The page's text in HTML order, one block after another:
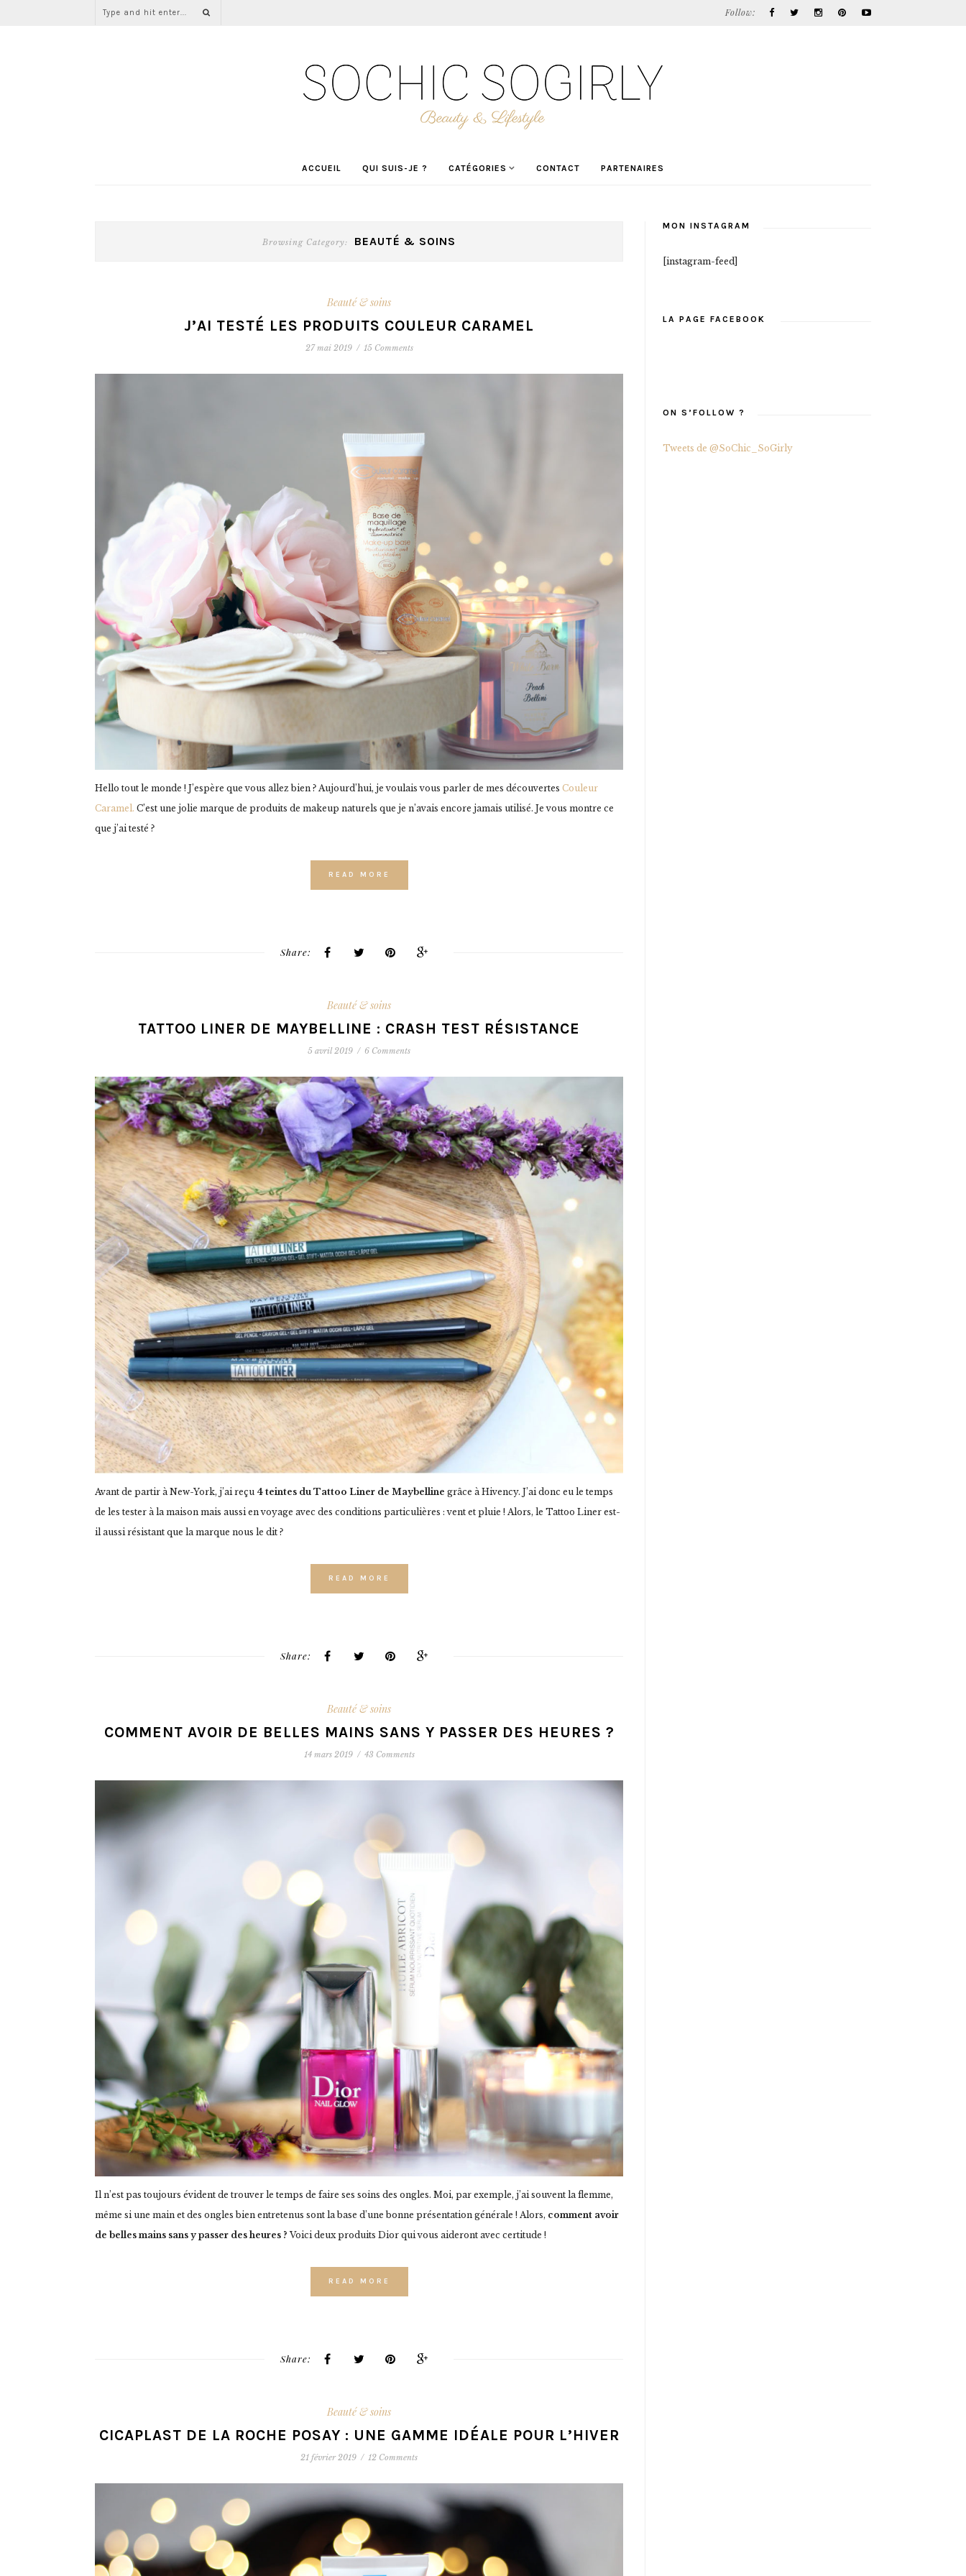
Follow:
ACCUEIL QUI SUIS-JE ? CATÉGORIES CONTACT PARTENAIRES
Browsing Category: BEAUTÉ & SOINS
Beauté & soins
J’AI TESTÉ LES PRODUITS COULEUR CARAMEL
27 mai 2019 / 15 Comments
Hello tout le monde ! J’espère que vous allez bien ? Aujourd’hui, je voulais vous parler de mes découvertes Couleur
Caramel. C’est une jolie marque de produits de makeup naturels que je n’avais encore jamais utilisé. Je vous montre ce
que j’ai testé ?
READ MORE
Share:
Beauté & soins
TATTOO LINER DE MAYBELLINE : CRASH TEST RÉSISTANCE
5 avril 2019 / 6 Comments
Avant de partir à New-York, j’ai reçu 4 teintes du Tattoo Liner de Maybelline grâce à Hivency. J’ai donc eu le temps
de les tester à la maison mais aussi en voyage avec des conditions particulières : vent et pluie ! Alors, le Tattoo Liner est-
il aussi résistant que la marque nous le dit ?
READ MORE
Share:
Beauté & soins
COMMENT AVOIR DE BELLES MAINS SANS Y PASSER DES HEURES ?
14 mars 2019 / 43 Comments
Il n’est pas toujours évident de trouver le temps de faire ses soins des ongles. Moi, par exemple, j’ai souvent la flemme,
même si une main et des ongles bien entretenus sont la base d’une bonne présentation générale ! Alors, comment avoir
de belles mains sans y passer des heures ? Voici deux produits Dior qui vous aideront avec certitude !
READ MORE
Share:
Beauté & soins
CICAPLAST DE LA ROCHE POSAY : UNE GAMME IDÉALE POUR L’HIVER
21 février 2019 / 12 Comments
MON INSTAGRAM
[instagram-feed]
LA PAGE FACEBOOK
ON S’FOLLOW ?
Tweets de @SoChic_SoGirly